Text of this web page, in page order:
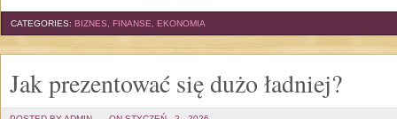
CATEGORIES: BIZNES, FINANSE, EKONOMIA
Jak prezentować się dużo ładniej?